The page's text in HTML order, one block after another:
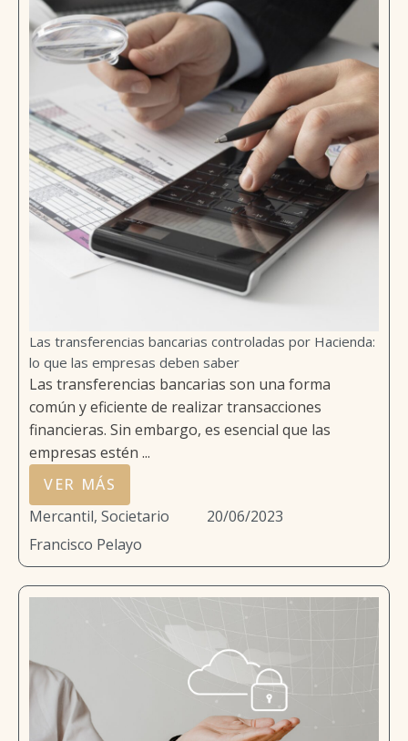
Las transferencias bancarias controladas por Hacienda:
lo que las empresas deben saber
Las transferencias bancarias son una forma
común y eficiente de realizar transacciones
financieras. Sin embargo, es esencial que las
empresas estén ...
VER MÁS
Mercantil, Societario
20/06/2023
Francisco Pelayo